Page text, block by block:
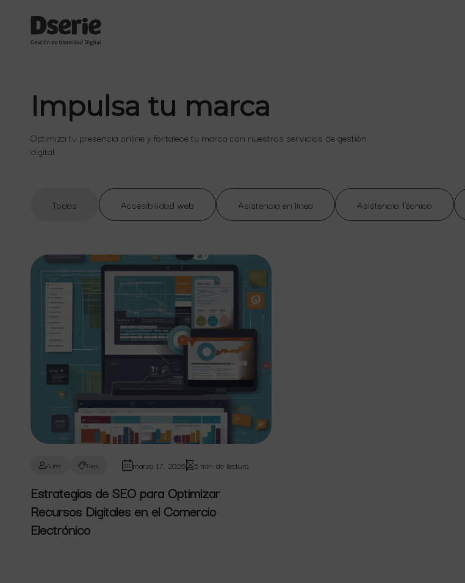
Impulsa tu marca
Optimiza tu presencia online y fortalece tu marca con nuestros servicios de gestión
digital.
Todas Accesibilidad web Asistencia en línea Asistencia Técnica
Autor Tags marzo 17, 2026 5 min de lectura
Estrategias de SEO para Optimizar
Recursos Digitales en el Comercio
Electrónico